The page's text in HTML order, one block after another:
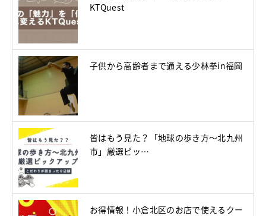
KTQuest
子供から高齢者まで通える少林拳in福岡
皆はもう見た？「地球の歩き方～北九州
市」厳選ピッ…
お得情報！小倉北区のお店で使えるクー